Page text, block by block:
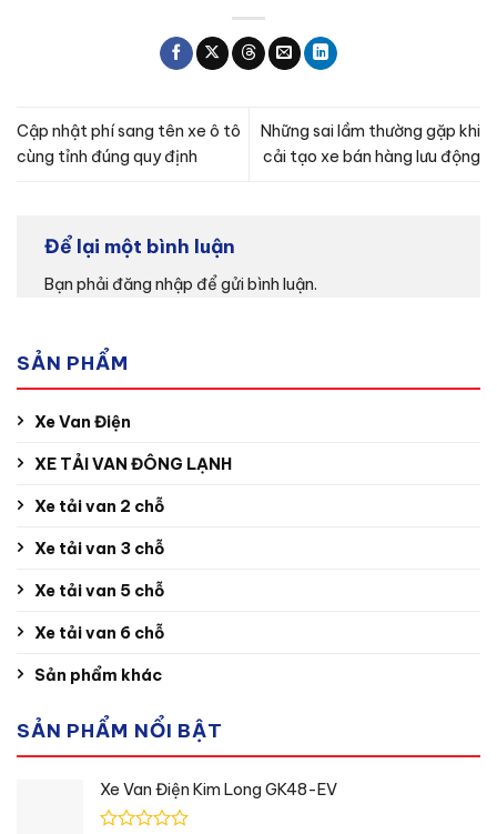
Cập nhật phí sang tên xe ô tô
cùng tỉnh đúng quy định
Những sai lầm thường gặp khi
cải tạo xe bán hàng lưu động
Để lại một bình luận
Bạn phải đăng nhập để gửi bình luận.
SẢN PHẨM
Xe Van Điện
XE TẢI VAN ĐÔNG LẠNH
Xe tải van 2 chỗ
Xe tải van 3 chỗ
Xe tải van 5 chỗ
Xe tải van 6 chỗ
Sản phẩm khác
SẢN PHẨM NỔI BẬT
Xe Van Điện Kim Long GK48-EV